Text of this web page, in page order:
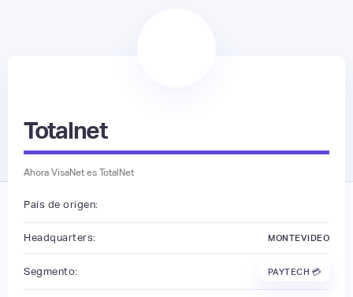
Totalnet
Ahora VisaNet es TotalNet
País de origen:
Headquarters: MONTEVIDEO
Segmento: PAYTECH 💳